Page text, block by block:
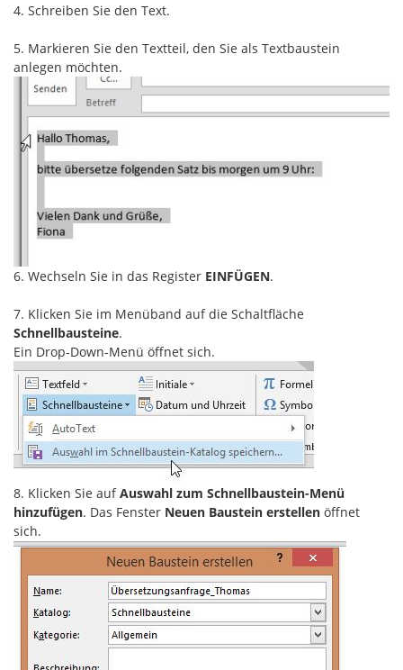
4. Schreiben Sie den Text.
5. Markieren Sie den Textteil, den Sie als Textbaustein
anlegen möchten.
6. Wechseln Sie in das Register EINFÜGEN.
7. Klicken Sie im Menüband auf die Schaltfläche
Schnellbausteine.
Ein Drop-Down-Menü öffnet sich.
8. Klicken Sie aufAuswahl zum Schnellbaustein-Menü
hinzufügen. Das Fenster Neuen Baustein erstellen öffnet
sich.